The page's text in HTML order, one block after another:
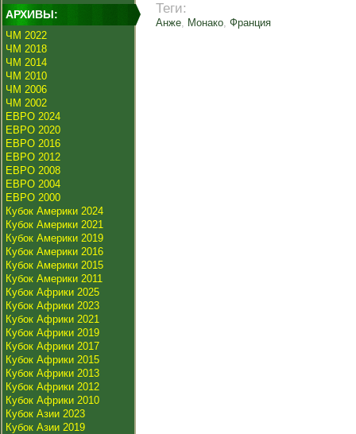
АРХИВЫ:
ЧМ 2022
ЧМ 2018
ЧМ 2014
ЧМ 2010
ЧМ 2006
ЧМ 2002
ЕВРО 2024
ЕВРО 2020
ЕВРО 2016
ЕВРО 2012
ЕВРО 2008
ЕВРО 2004
ЕВРО 2000
Кубок Америки 2024
Кубок Америки 2021
Кубок Америки 2019
Кубок Америки 2016
Кубок Америки 2015
Кубок Америки 2011
Кубок Африки 2025
Кубок Африки 2023
Кубок Африки 2021
Кубок Африки 2019
Кубок Африки 2017
Кубок Африки 2015
Кубок Африки 2013
Кубок Африки 2012
Кубок Африки 2010
Кубок Азии 2023
Кубок Азии 2019
Теги:
Анже, Монако, Франция